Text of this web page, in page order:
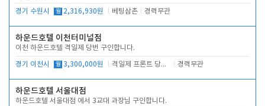
경기 수원시 월 2,316,930원 베팅삼촌 경력무관
하운드호텔 이천터미널점
이천 하운드호텔 격일제 당번 구인합니다.
경기 이천시 월 3,300,000원 격일제 프론트 당번 업무로 주차 및 객실 점검 경력무관
하운드호텔 서울대점
하운드호텔 서울대점 에서 3교대 과장님 구인합니다.